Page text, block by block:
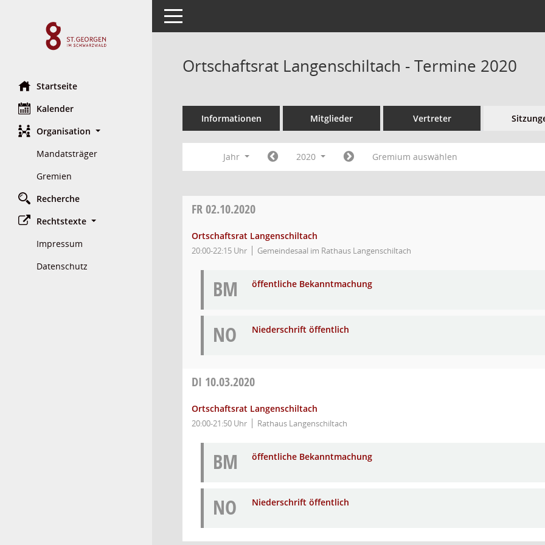
Startseite
Kalender
Organisation
Mandatsträger
Gremien
Recherche
Rechtstexte
Impressum
Datenschutz
Toggle navigation
Ortschaftsrat Langenschiltach - Termine 2020
Informationen Mitglieder Vertreter
Jahr 2020 Gremium auswählen
FR02.10.2020
Ortschaftsrat Langenschiltach
20:00-22:15 Uhr Gemeindesaal im Rathaus Langenschiltach
BM öffentliche Bekanntmachung
NO Niederschrift öffentlich
DI 10.03.2020
Ortschaftsrat Langenschiltach
20:00-21:50 Uhr Rathaus Langenschiltach
BM öffentliche Bekanntmachung
NO Niederschrift öffentlich